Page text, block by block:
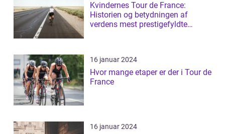
Kvindernes Tour de France:
Historien og betydningen af
verdens mest prestigefyldte
16 januar 2024
Hvor mange etaper er der i Tour de
France
16 januar 2024